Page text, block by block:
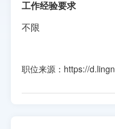
工作经验要求
不限
职位来源：https://